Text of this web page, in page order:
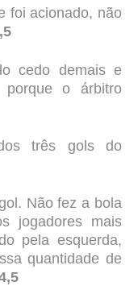
foi acionado, não
cedo demais e
o árbitro
três gols do
Não fez a bola
jogadores mais
pela esquerda,
quantidade de